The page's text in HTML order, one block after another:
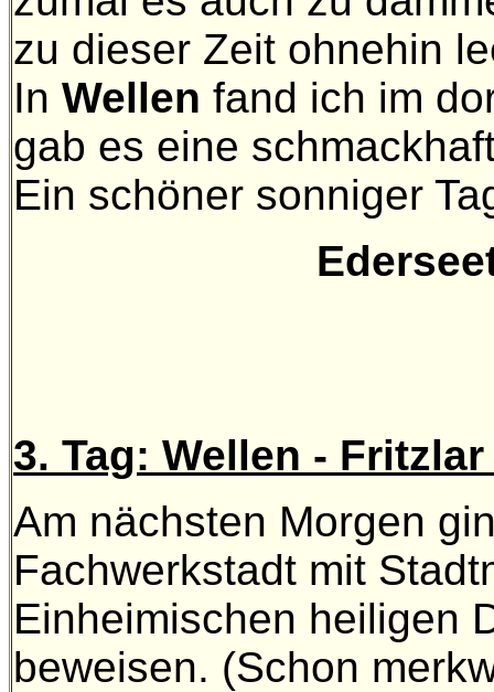
zu dieser Zeit ohnehin
In Wellen fand ich im
gab es eine
Ein schöner sonniger
3. Tag: Wellen -
Am nächsten Morgen
Fachwerkstadt mit
Einheimischen heiligen
beweisen. (Schon